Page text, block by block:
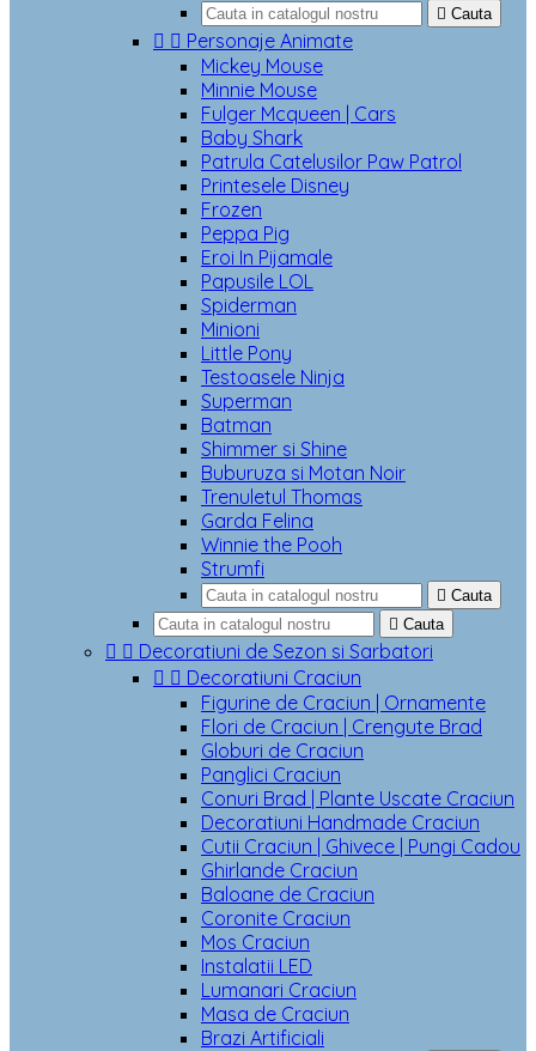
 Cauta
  Personaje Animate
Mickey Mouse
Minnie Mouse
Fulger Mcqueen | Cars
Baby Shark
Patrula Catelusilor Paw Patrol
Printesele Disney
Frozen
Peppa Pig
Eroi In Pijamale
Papusile LOL
Spiderman
Minioni
Little Pony
Testoasele Ninja
Superman
Batman
Shimmer si Shine
Buburuza si Motan Noir
Trenuletul Thomas
Garda Felina
Winnie the Pooh
Strumfi
 Cauta
 Cauta
  Decoratiuni de Sezon si Sarbatori
  Decoratiuni Craciun
Figurine de Craciun | Ornamente
Flori de Craciun | Crengute Brad
Globuri de Craciun
Panglici Craciun
Conuri Brad | Plante Uscate Craciun
Decoratiuni Handmade Craciun
Cutii Craciun | Ghivece | Pungi Cadou
Ghirlande Craciun
Baloane de Craciun
Coronite Craciun
Mos Craciun
Instalatii LED
Lumanari Craciun
Masa de Craciun
Brazi Artificiali